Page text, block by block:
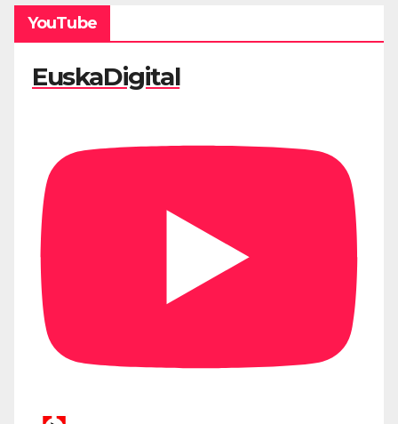
YouTube
EuskaDigital